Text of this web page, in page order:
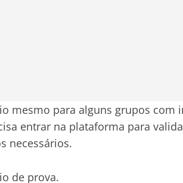
mesmo para alguns grupos com
entrar na plataforma para
necessários.
de prova.